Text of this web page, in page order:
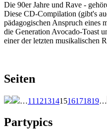
Die 90er Jahre und Rave -
Diese CD-Compilation (gibt's
pädagogischen Anspruch eines
die Generation Avocado-Toast
einer der letzten musikalischen
Seiten
…11 1213141516171819…
Partypics